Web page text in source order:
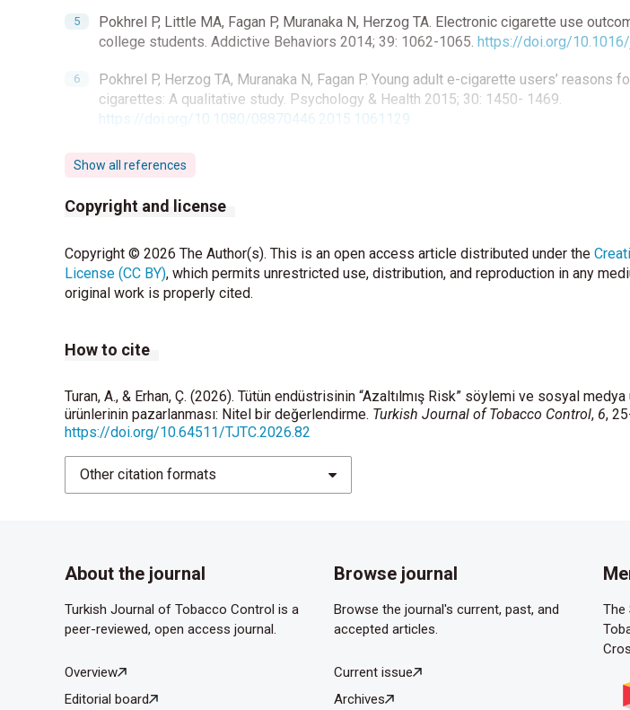
Pokhrel P, Little MA, Fagan P, Muranaka N, Herzog TA. Electronic cigarette use
college students. Addictive Behaviors 2014; 39: 1062-1065. https://doi.org/
Pokhrel P, Herzog TA, Muranaka N, Fagan P. Young adult e-cigarette users’ reasons
cigarettes: A qualitative study. Psychology & Health 2015; 30: 1450- 1469.
https://doi.org/10.1080/08870446.2015.1061129
Vassey J, Metayer C, Kennedy CJ, et al. #SponsoredByJuul: examining the
Show all references
Copyright and license
Copyright © 2026 The Author(s). This is an open access article distributed under the
License (CC BY), which permits unrestricted use, distribution, and reproduction in any
original work is properly cited.
How to cite
Turan, A., & Erhan, Ç. (2026). Tütün endüstrisinin “Azaltılmış Risk” söylemi ve sosyal
ürünlerinin pazarlanması: Nitel bir değerlendirme. Turkish Journal of Tobacco Control, 6,
https://doi.org/10.64511/TJTC.2026.82
Other citation formats
About the journal
Turkish Journal of Tobacco Control is a
peer-reviewed, open access journal.
Overview
Editorial board
Browse journal
Browse the journal's current, past, and
accepted articles.
Current issue
Archives
The